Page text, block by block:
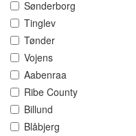
Sønderborg
Tinglev
Tønder
Vojens
Aabenraa
Ribe County
Billund
Blåbjerg